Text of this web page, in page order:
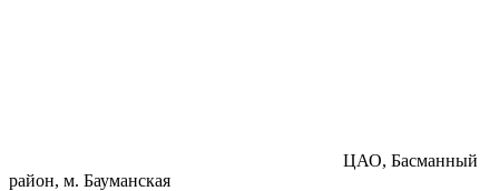
ЦАО, Басманный
район, м. Бауманская